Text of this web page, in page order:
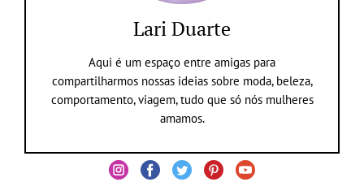
Lari Duarte
Aqui é um espaço entre amigas para
compartilharmos nossas ideias sobre moda, beleza,
comportamento, viagem, tudo que só nós mulheres
amamos.